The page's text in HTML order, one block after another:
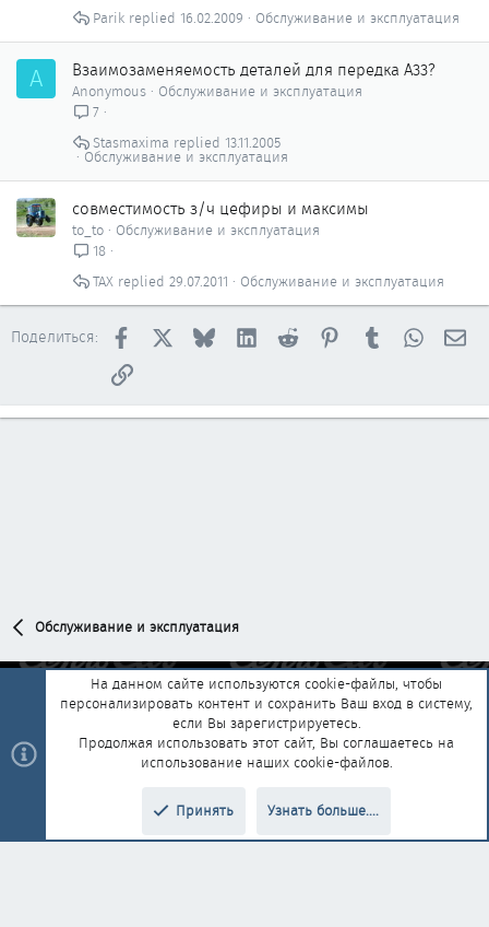
Обслуживание и эксплуатация
16.02.2009
Parik
A Взаимозаменяемость деталей для передка А33?
Anonymous
Обслуживание и эксплуатация
7
Обслуживание и эксплуатация
13.11.2005
Stasmaxima
совместимость з/ч цефиры и максимы
to_to
Обслуживание и эксплуатация
18
Обслуживание и эксплуатация
29.07.2011
ТАХ
Поделиться: Facebook BlueskyLinkedInReddit PinterestTumblr
Ссылка
Обслуживание и эксплуатация
Обратная связь
Условия и правила
Политика конфиденциальности
Помощь Главная
R
add-ons by ThemeHouse Перевод от Jumuro®
На данном сайте используются cookie-файлы, чтобы
персонализировать контент и сохранить Ваш вход в систему,
если Вы зарегистрируетесь.
Продолжая использовать этот сайт, Вы соглашаетесь на
использование наших cookie-файлов.
Принять Узнать больше....